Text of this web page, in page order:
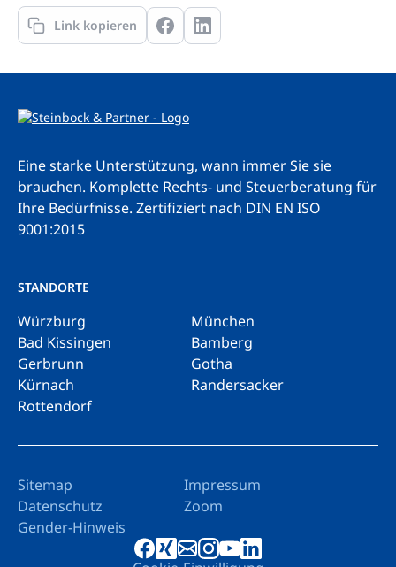
Link kopieren
Eine starke Unterstützung, wann immer Sie sie
brauchen. Komplette Rechts- und Steuerberatung für
Ihre Bedürfnisse. Zertifiziert nach DIN EN ISO
9001:2015
STANDORTE
Würzburg
München
Bad Kissingen
Bamberg
Gerbrunn
Gotha
Kürnach
Randersacker
Rottendorf
Sitemap
Impressum
Datenschutz
Zoom
Gender-Hinweis